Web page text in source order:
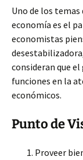
Uno de los
economía es el
economistas
consideran que
funciones en la
económicos.
Punto de
Proveer